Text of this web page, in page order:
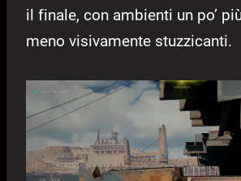
il finale, con ambienti un po’
meno visivamente stuzzicanti.